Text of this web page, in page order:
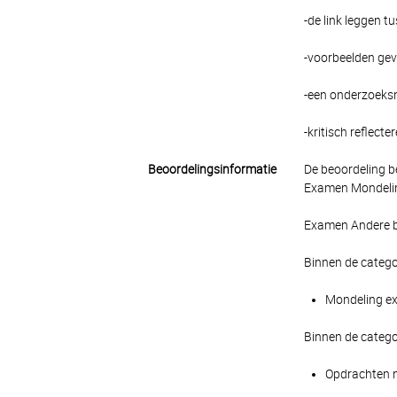
-de link leggen
-voorbeelden
-een
-kritisch
Beoordelingsinformatie
De beoordeling
Examen
Examen Andere
Binnen de
Mondeling
Binnen de
Opdrachten